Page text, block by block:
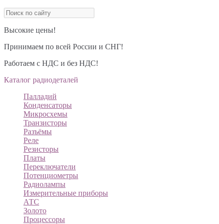
Высокие цены!
Принимаем по всей России и СНГ!
Работаем с НДС и без НДС!
Каталог радиодеталей
Палладий
Конденсаторы
Микросхемы
Транзисторы
Разъёмы
Реле
Резисторы
Платы
Переключатели
Потенциометры
Радиолампы
Измерительные приборы
АТС
Золото
Процессоры